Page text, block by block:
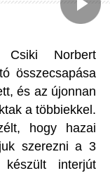
Csiki Norbert
összecsapása
és az újonnan
a többiekkel.
hogy hazai
szerezni a 3
interjút